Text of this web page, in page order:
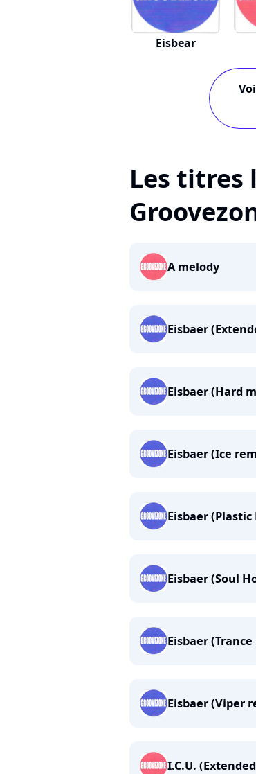
Eisbear
Les titres
A melody
Eisbaer
Eisbaer (Hard
Eisbaer (Ice
Eisbaer (Plastic
Eisbaer (Soul
Eisbaer
Eisbaer (Viper
I.C.U.